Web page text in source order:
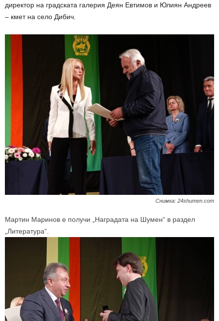
директор на градската галерия Деян Евтимов и Юлиян Андреев
– кмет на село Дибич.
Снимка: 24shumen.com
Мартин Маринов е получи „Наградата на Шумен“ в раздел
„Литература“.